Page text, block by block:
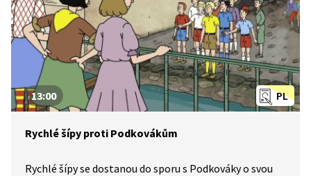
PL
13:00
Rychlé šípy proti Podkovákům
Rychlé šípy se dostanou do sporu s Podkováky o svou